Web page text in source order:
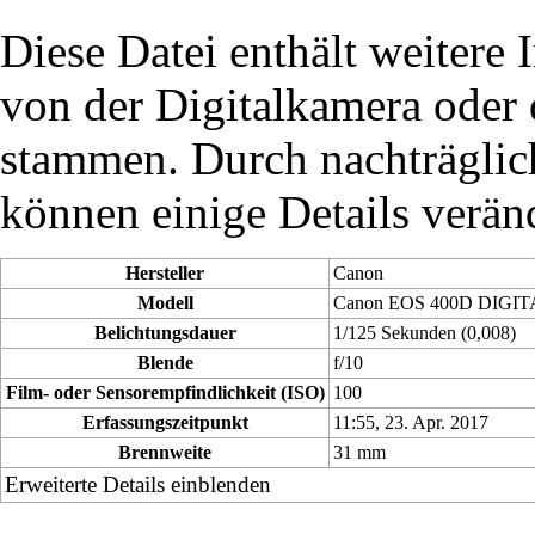
Diese Datei enthält weitere
von der Digitalkamera oder
stammen. Durch
können einige Details
Hersteller
Canon
Modell
Canon EOS 400D
Belichtungsdauer
1/125 Sekunden (0,008)
Blende
f/10
Film- oder Sensorempfindlichkeit (ISO) 100
Erfassungszeitpunkt
11:55, 23. Apr. 2017
Brennweite
31 mm
Erweiterte Details einblenden